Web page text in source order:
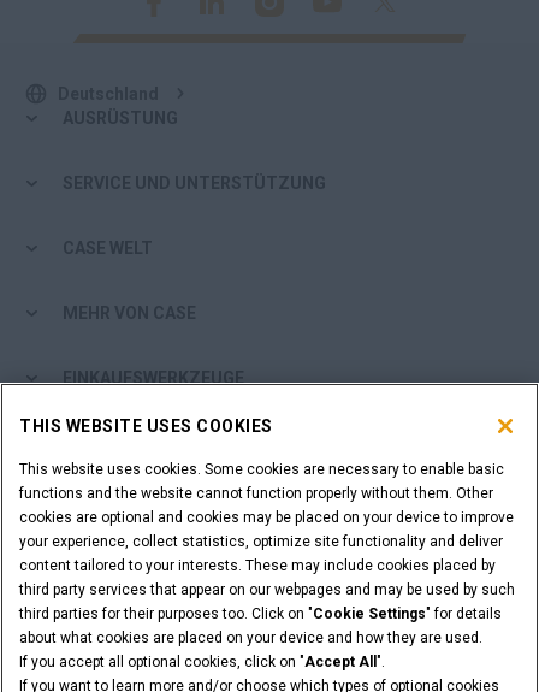
AUSRÜSTUNG
SERVICE UND UNTERSTÜTZUNG
CASE WELT
MEHR VON CASE
EINKAUFSWERKZEUGE
HÄNDLER-LOGIN
SIE MÖCHTEN HÄNDLER WERDEN?
ANFRAGE STELLEN
THIS WEBSITE USES COOKIES
This website uses cookies. Some cookies are necessary to enable basic
functions and the website cannot function properly without them. Other
cookies are optional and cookies may be placed on your device to improve
your experience, collect statistics, optimize site functionality and deliver
content tailored to your interests. These may include cookies placed by
third party services that appear on our webpages and may be used by such
third parties for their purposes too. Click on "Cookie Settings" for details
about what cookies are placed on your device and how they are used.
If you accept all optional cookies, click on "Accept All ".
If you want to learn more and/or choose which types of optional cookies